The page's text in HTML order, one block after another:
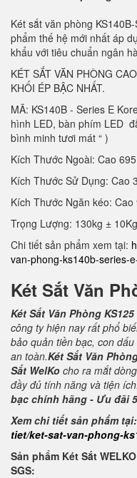
Két sắt văn phòng
phẩm thế hệ mới nhất áp
khẩu với tiêu chuẩn ngân
KÉT SẮT VĂN PHÒNG
KHỐI ÉP BẬC NHẤT.
MÃ: KS140B - Series E
hình LED, bàn phím LED
bình minh tươi mát “ )
Kích Thước Ngoài: Cao
Kích Thước Sử Dụng: Cao
Kích Thước Ngăn kéo:
Trọng Lượng: 130kg ± 10Kg
Chi tiết sản phẩm xem tại:
van-phong-ks140b-series-
Két Sắt Văn
Két Sắt Văn Phòng
công ty hiện nay rất phổ
bảo quản tiền bạc, con
an toàn.Két Sắt Văn
Sắt WelKo cho ra mắt
đầy đủ tính năng và tiện ích.
bạc chính hãng - Ưu đãi
Xem chi tiết sản phẩm tại:
tiet/ket-sat-van-phong-
Sản phẩm Két Sắt
SGS: